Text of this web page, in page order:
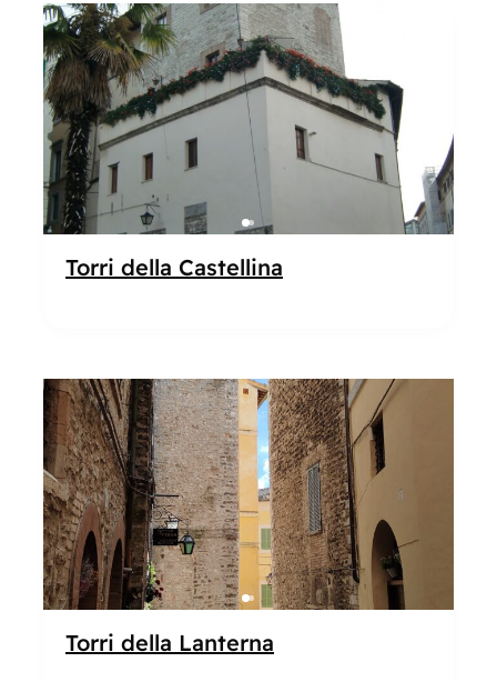
Popolare
Torri della Castellina
Popolare
Torri della Lanterna